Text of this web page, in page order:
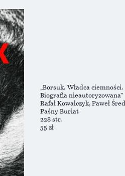
„Borsuk. Władca ciemności.
Biografia nieautoryzowana”
Rafał Kowalczyk, Paweł
Paśny Buriat
228 str.
55 zł